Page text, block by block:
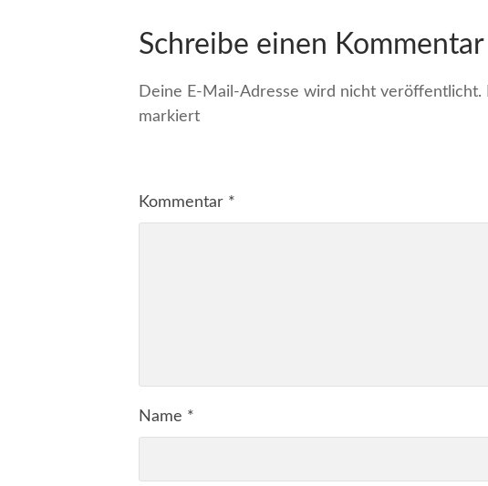
Schreibe einen Kommentar
Deine E-Mail-Adresse wird nicht veröffentlicht.
markiert
Kommentar *
Name *